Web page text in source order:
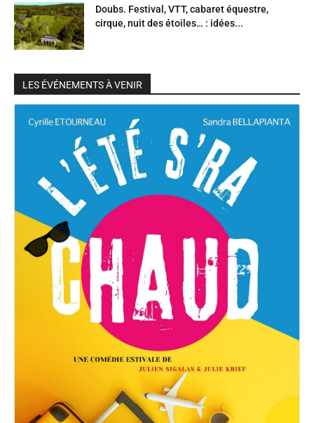
Doubs. Festival, VTT, cabaret équestre,
cirque, nuit des étoiles… : idées...
LES ÉVÉNEMENTS À VENIR